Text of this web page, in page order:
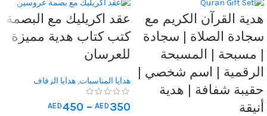
هدية القرآن الكريم مع
سجادة الصلاة | سجادة
| مسبحة | المسبحة
الرقمية | اسم شخصي |
حقيبة شفافة | هدية
أنيقة
عقد اكريليك مع البصمة
كتب كتاب هدية مميزة
للعرسان
هدايا المناسبات, هدايا الزفاف
AED 350
–
AED450